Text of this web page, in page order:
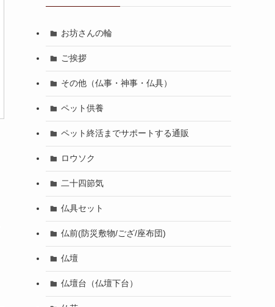
お坊さんの輪
ご挨拶
その他（仏事・神事・仏具）
ペット供養
ペット終活までサポートする通販
ロウソク
二十四節気
仏具セット
仏前(防災敷物/ござ/座布団)
仏壇
仏壇台（仏壇下台）